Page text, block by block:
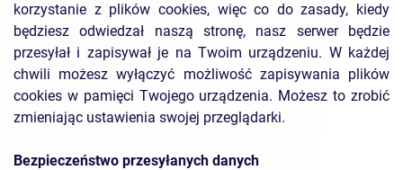
korzystanie z plików cookies, więc co do zasady, kiedy
będziesz odwiedzał naszą stronę, nasz serwer będzie
przesyłał i zapisywał je na Twoim urządzeniu. W każdej
chwili możesz wyłączyć możliwość zapisywania plików
cookies w pamięci Twojego urządzenia. Możesz to zrobić
zmieniając ustawienia swojej przeglądarki.
Bezpieczeństwo przesyłanych danych